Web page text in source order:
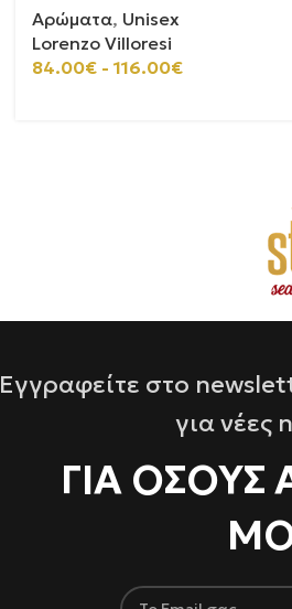
Αρώματα, Unisex
Lorenzo Villoresi
84.00€ - 116.00€
Εγγραφείτε στο
για νέες
ΓΙΑ ΌΣΟΥΣ